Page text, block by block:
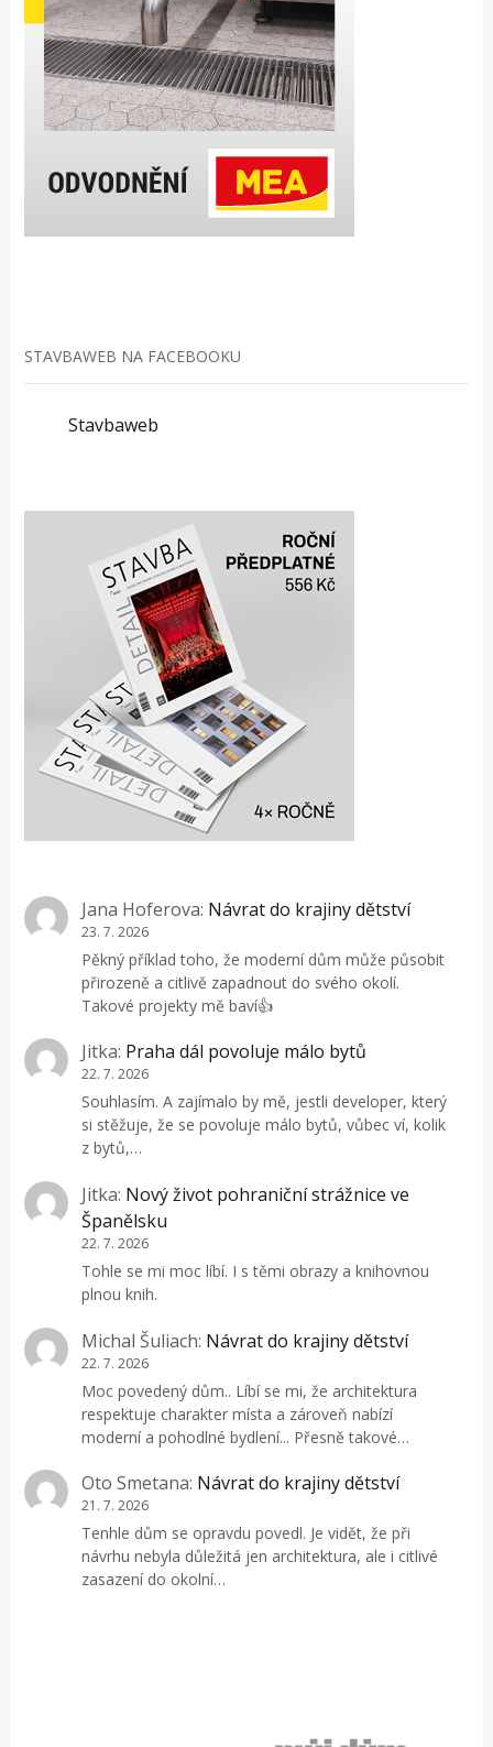
STAVBAWEB NA FACEBOOKU
Stavbaweb
Jana Hoferova: Návrat do krajiny dětství
23. 7. 2026
Pěkný příklad toho, že moderní dům může působit
přirozeně a citlivě zapadnout do svého okolí.
Takové projekty mě baví👍
Jitka: Praha dál povoluje málo bytů
22. 7. 2026
Souhlasím. A zajímalo by mě, jestli developer, který
si stěžuje, že se povoluje málo bytů, vůbec ví, kolik
z bytů,…
Jitka: Nový život pohraniční strážnice ve
Španělsku
22. 7. 2026
Tohle se mi moc líbí. I s těmi obrazy a knihovnou
plnou knih.
Michal Šuliach: Návrat do krajiny dětství
22. 7. 2026
Moc povedený dům.. Líbí se mi, že architektura
respektuje charakter místa a zároveň nabízí
moderní a pohodlné bydlení... Přesně takové…
Oto Smetana: Návrat do krajiny dětství
21. 7. 2026
Tenhle dům se opravdu povedl. Je vidět, že při
návrhu nebyla důležitá jen architektura, ale i citlivé
zasazení do okolní…